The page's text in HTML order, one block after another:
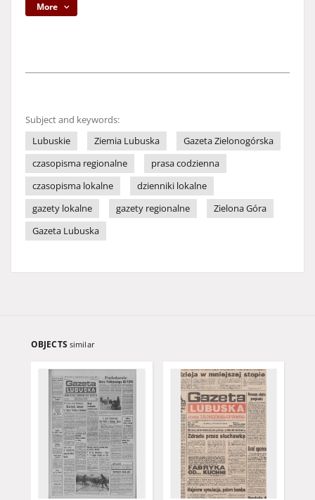
More
Subject and keywords:
Lubuskie
Ziemia Lubuska
Gazeta Zielonogórska
czasopisma regionalne
prasa codzienna
czasopisma lokalne
dzienniki lokalne
gazety lokalne
gazety regionalne
Zielona Góra
Gazeta Lubuska
OBJECTS similar